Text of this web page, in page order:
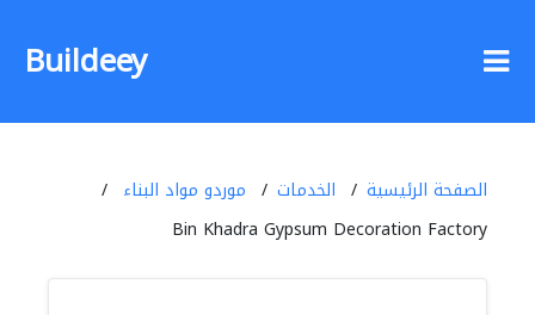
Buildeey
الصفحة الرئيسية الخدمات
موردو مواد البناء
Bin Khadra Gypsum Decoration Factory